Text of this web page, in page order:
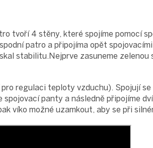
tvoří 4 stěny, které spojíme pomocí
patro a připojíma opět
stabilitu.Nejprve zasuneme zelenou
regulaci teploty vzduchu). Spojují se
panty a následně připojíme
víko možné uzamkout, aby se při